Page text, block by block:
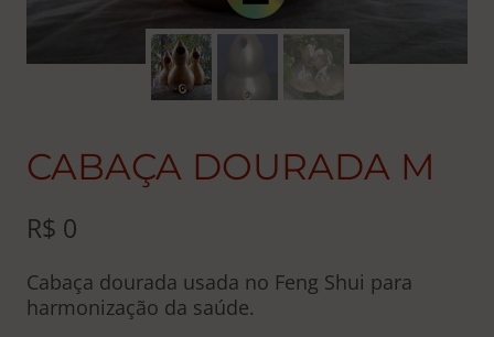
CABAÇA DOURADA M
R$ 0
Cabaça dourada usada no Feng Shui para
harmonização da saúde.